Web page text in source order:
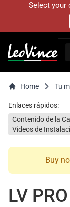
Select your
Home Tu
Enlaces rápidos:
Contenido de la
Videos de
Buy
LV PRO